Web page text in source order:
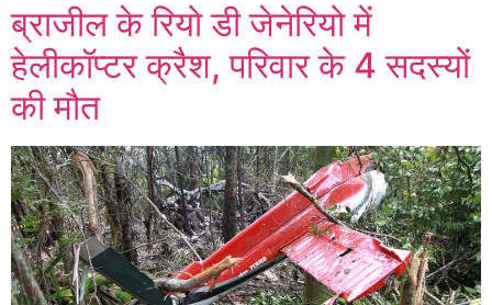
ब्राजील के रियो डी जेनेरियो में
हेलीकॉप्टर क्रैश, परिवार के 4 सदस्यों
की मौत